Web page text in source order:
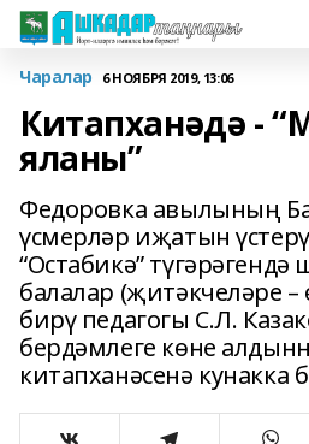
Чаралар 6 НОЯБРЯ 2019, 13:06
Китапханәдә -
яланы”
Федоровка авылының
үсмерләр иҗатын
“Остабикә”
балалар (җитәкчеләре –
бирү педагогы С.Л.
бердәмлеге көне
китапханәсенә кунакка